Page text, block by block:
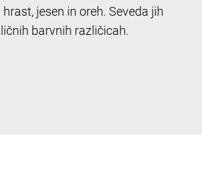
jesen in oreh. Seveda jih
barvnih različicah.